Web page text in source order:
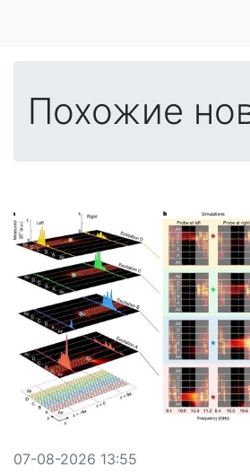
Похожие
07-08-2026 13:55